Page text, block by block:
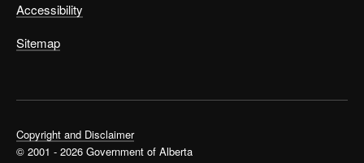
Accessibility
Sitemap
Copyright and Disclaimer
© 2001 - 2026 Government of Alberta